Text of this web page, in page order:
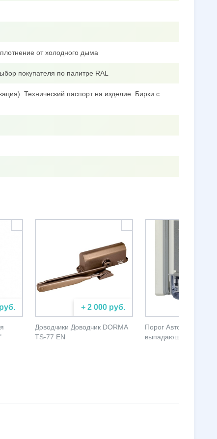
от холодного дыма
покупателя по палитре RAL
Технический паспорт на изделие. Бирки с
+ 2 000 руб.
Доводчики Доводчик DORMA
TS-77 EN
Порог
выпадающий порог